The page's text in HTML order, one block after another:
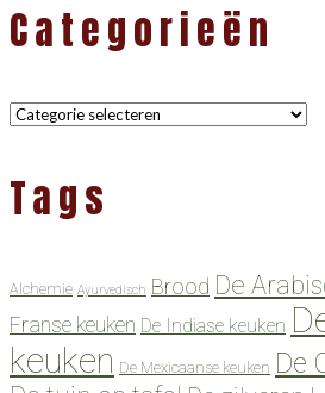
Categorieën
Categorieën
Tags
Alchemie Ayurvedisch Brood De
Franse keuken De Indiase keuken
keuken De Mexicaanse keuken De